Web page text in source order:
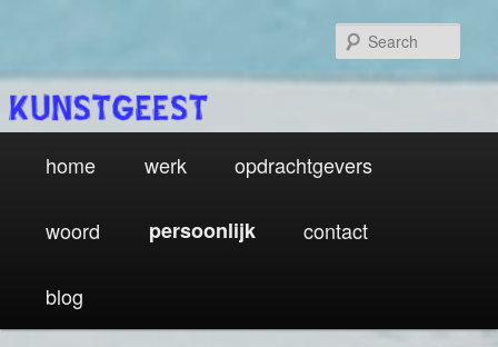
content
home werk opdrachtgevers
woord persoonlijk contact
blog